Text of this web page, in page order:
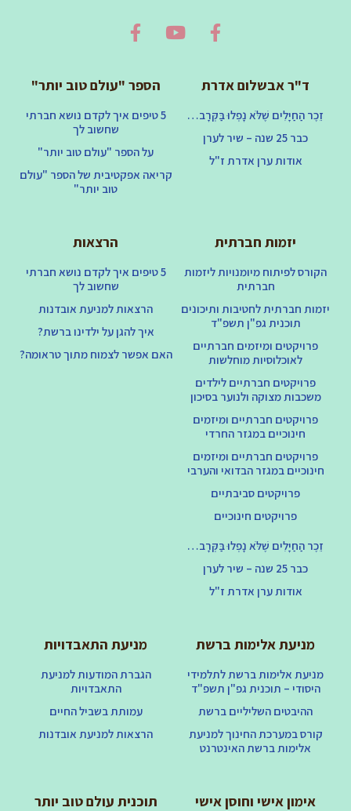
ד"ר אבשלום אדרת
זֵכֶר הַחַיָּלִים שֶׁלֹּא נָפְלוּ בַּקְּרָב…
כבר 25 שנה – שיר לערן
אודות ערן אדרת ז"ל
הספר "עולם טוב יותר"
5 טיפים איך לקדם נושא חברתי
שחשוב לך
על הספר "עולם טוב יותר"
קריאה אפקטיבית של הספר "עולם
טוב יותר"
יזמות חברתית
הקורס לפיתוח מיומנויות ליזמות
חברתית
יזמות חברתית לחטיבות ותיכונים
תוכנית גפ"ן תשפ"ד
פרויקטים ומיזמים חברתיים
לאוכלוסיות מוחלשות
פרויקטים חברתיים לילדים
משכבות מצוקה ולנוער בסיכון
פרויקטים חברתיים ומיזמים
חינוכיים במגזר החרדי
פרויקטים חברתיים ומיזמים
חינוכיים במגזר הבדואי והערבי
פרויקטים סביבתיים
פרויקטים חינוכיים
זֵכֶר הַחַיָּלִים שֶׁלֹּא נָפְלוּ בַּקְּרָב…
כבר 25 שנה – שיר לערן
אודות ערן אדרת ז"ל
הרצאות
5 טיפים איך לקדם נושא חברתי
שחשוב לך
הרצאות למניעת אובדנות
איך להגן על ילדינו ברשת?
האם אפשר לצמוח מתוך טראומה?
מניעת אלימות ברשת
מניעת אלימות ברשת לתלמידי
היסודי – תוכנית גפ"ן תשפ"ד
ההיבטים השליליים ברשת
קורס במערכת החינוך למניעת
אלימות ברשת האינטרנט
מניעת התאבדויות
הגברת המודעות למניעת
התאבדויות
עמותת בשביל החיים
הרצאות למניעת אובדנות
אימון אישי וחוסן אישי תוכנית עולם טוב יותר